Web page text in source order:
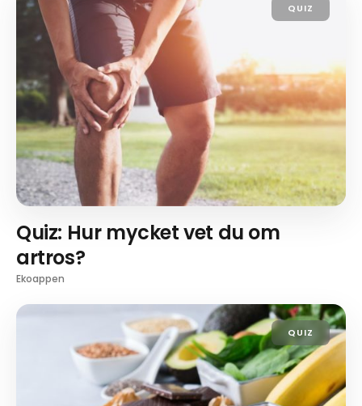
QUIZ
Quiz: Hur mycket vet du om
artros?
Ekoappen
QUIZ